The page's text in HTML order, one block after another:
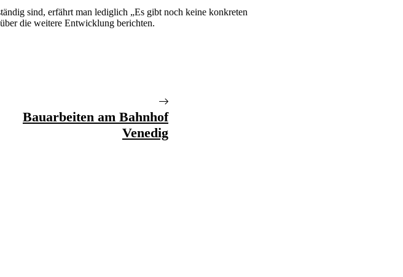
sind, erfährt man lediglich „Es gibt noch keine konkreten
die weitere Entwicklung berichten.
Bauarbeiten am Bahnhof
Venedig